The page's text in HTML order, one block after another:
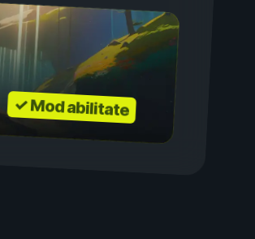
✓ Mod abilitate